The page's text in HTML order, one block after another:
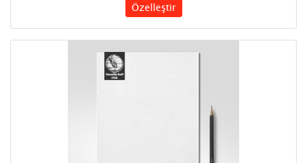
Özelleştir